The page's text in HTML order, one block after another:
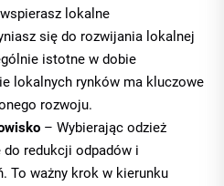
lokalne
się do rozwijania lokalnej
istotne w dobie
lokalnych rynków ma kluczowe
rozwoju.
– Wybierając odzież
do redukcji odpadów i
To ważny krok w kierunku